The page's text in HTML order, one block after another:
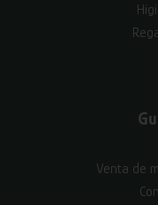
Venta de